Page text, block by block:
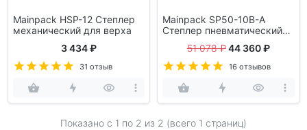
Mainpack HSP-12 Степлер
механический для верха
3 434 ₽
31 отзыв
Mainpack SP50-10B-A
Степлер пневматический
51 078 ₽44 360 ₽
16 отзывов
Показано с 1 по 2 из 2 (всего 1 страниц)